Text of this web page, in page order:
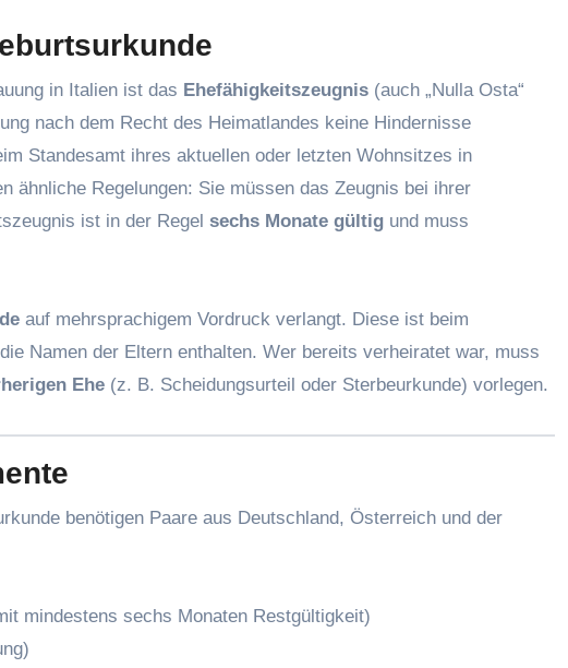
in Italien ist das Ehefähigkeitszeugnis (auch „Nulla Osta“
nach dem Recht des Heimatlandes keine Hindernisse
Standesamt ihres aktuellen oder letzten Wohnsitzes in
ähnliche Regelungen: Sie müssen das Zeugnis bei ihrer
ist in der Regel sechs Monate gültig und muss
auf mehrsprachigem Vordruck verlangt. Diese ist beim
Namen der Eltern enthalten. Wer bereits verheiratet war, muss
Ehe (z. B. Scheidungsurteil oder Sterbeurkunde) vorlegen.
benötigen Paare aus Deutschland, Österreich und der
mindestens sechs Monaten Restgültigkeit)